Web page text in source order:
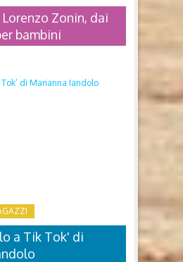
Zonin, dai
bambini
di oggi, di ieri...e di
a Tik Tok' di